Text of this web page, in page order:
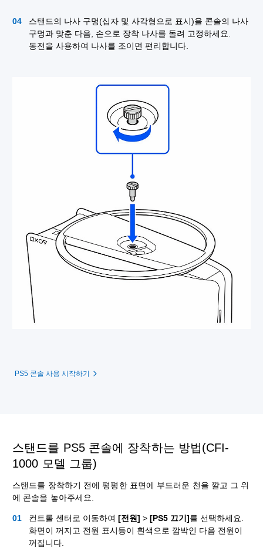
스탠드의 나사 구멍(십자 및 사각형으로 표시)을 콘솔의 나사
구멍과 맞춘 다음, 손으로 장착 나사를 돌려 고정하세요.
동전을 사용하여 나사를 조이면 편리합니다.
PS5 콘솔 사용 시작하기
스탠드를 PS5 콘솔에 장착하는 방법(CFI-
1000 모델 그룹)
스탠드를 장착하기 전에 평평한 표면에 부드러운 천을 깔고 그 위
에 콘솔을 놓아주세요.
컨트롤 센터로 이동하여 [전원] > [PS5 끄기]를 선택하세요.
화면이 꺼지고 전원 표시등이 흰색으로 깜박인 다음 전원이
꺼집니다.